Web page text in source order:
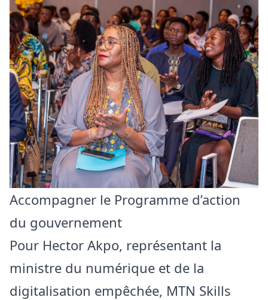
Accompagner le Programme d’action
du gouvernement
Pour Hector Akpo, représentant la
ministre du numérique et de la
digitalisation empêchée, MTN Skills